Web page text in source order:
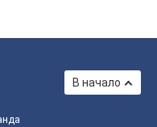
В начало